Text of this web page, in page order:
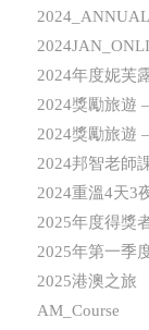
2024年度妮芙
2024獎勵旅遊
2024獎勵旅遊
2024邦智老師
2024重溫4天3
2025年度得獎
2025年第一季
2025港澳之旅
AM_Course